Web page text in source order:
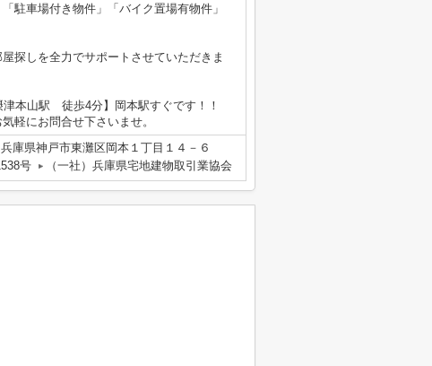
駐車場付き物件」「バイク置場有物件」
探しを全力でサポートさせていただきま
本山駅 徒歩4分】岡本駅すぐです！！
軽にお問合せ下さいませ。
兵庫県神戸市東灘区岡本１丁目１４－６
号 （一社）兵庫県宅地建物取引業協会